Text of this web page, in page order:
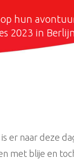
op hun
2023 in
er naar deze
met blije en